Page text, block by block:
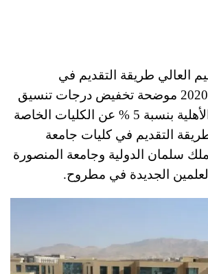
العالي طريقة التقديم في
الجامعات الأهلية 2020 موضحة تخفيض درجات تنسيق
كليات الجامعات الأهلية بنسبة 5 % عن الكليات الخاصة
التقديم في كليات جامعة
سلمان الدولية وجامعة المنصورة
الجديدة في مطروح.